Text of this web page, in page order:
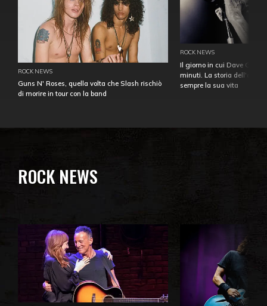
ROCK NEWS
Guns N' Roses, quella volta che Slash rischiò
di morire in tour con la band
ROCK NEWS
Il giorno in cui Dave
minuti. La storia
sempre la sua vita
ROCK NEWS